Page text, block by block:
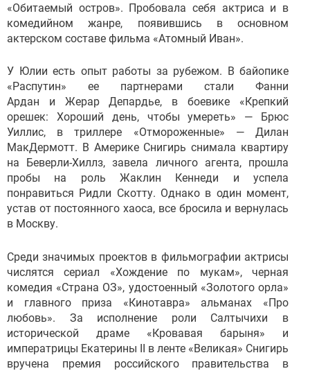
«Обитаемый остров». Пробовала себя актриса и в
комедийном жанре, появившись в основном
актерском составе фильма «Атомный Иван».
У Юлии есть опыт работы за рубежом. В байопике
«Распутин» ее партнерами стали Фанни
Ардан и Жерар Депардье, в боевике «Крепкий
орешек: Хороший день, чтобы умереть» — Брюс
Уиллис, в триллере «Отмороженные» — Дилан
МакДермотт. В Америке Снигирь снимала квартиру
на Беверли-Хиллз, завела личного агента, прошла
пробы на роль Жаклин Кеннеди и успела
понравиться Ридли Скотту. Однако в один момент,
устав от постоянного хаоса, все бросила и вернулась
в Москву.
Среди значимых проектов в фильмографии актрисы
числятся сериал «Хождение по мукам», черная
комедия «Страна ОЗ», удостоенный «Золотого орла»
и главного приза «Кинотавра» альманах «Про
любовь». За исполнение роли Салтычихи в
исторической драме «Кровавая барыня» и
императрицы Екатерины II в ленте «Великая» Снигирь
вручена премия российского правительства в